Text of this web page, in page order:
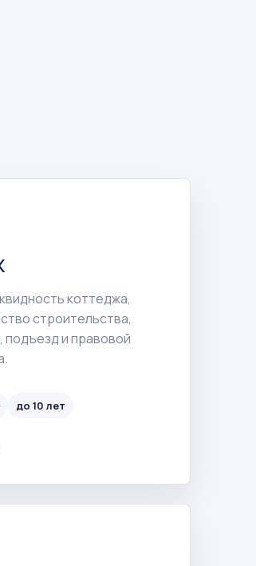
коттеджа,
строительства,
подъезд и правовой
до 10 лет